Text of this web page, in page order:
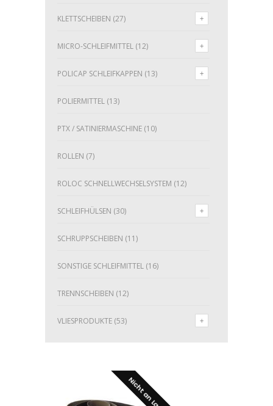
KLETTSCHEIBEN (27)
MICRO-SCHLEIFMITTEL (12)
POLICAP SCHLEIFKAPPEN (13)
POLIERMITTEL (13)
PTX / SATINIERMASCHINE (10)
ROLLEN (7)
ROLOC SCHNELLWECHSELSYSTEM (12)
SCHLEIFHÜLSEN (30)
SCHRUPPSCHEIBEN (11)
SONSTIGE SCHLEIFMITTEL (16)
TRENNSCHEIBEN (12)
VLIESPRODUKTE (53)
Nicht an Lager